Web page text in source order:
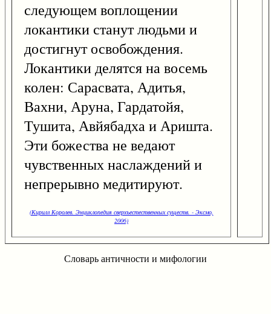
следующем воплощении
локантики станут людьми и
достигнут освобождения.
Локантики делятся на восемь
колен: Сарасвата, Адитья,
Вахни, Аруна, Гардатойя,
Тушита, Авйябадха и Аришта.
Эти божества не ведают
чувственных наслаждений и
непрерывно медитируют.
(Кирилл Королев. Энциклопедия сверхъестественных существ. - Эксмо,
2006)
Словарь античности и мифологии